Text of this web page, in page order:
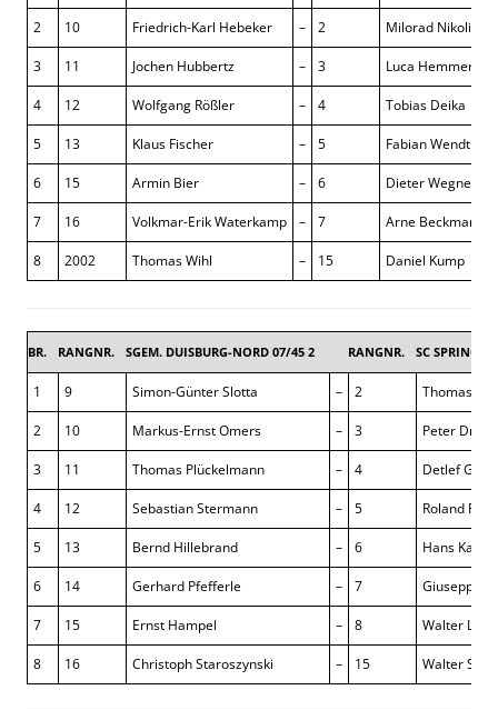
2 10 Friedrich-Karl Hebeker – 2 Milorad Nikolik
3 11 Jochen Hubbertz – 3 Luca Hemmerich
4 12 Wolfgang Rößler – 4 Tobias Deika
5 13 Klaus Fischer – 5 Fabian Wendt
6 15 Armin Bier – 6 Dieter Wegner
7 16 Volkmar-Erik Waterkamp – 7 Arne Beckmann
8 2002 Thomas Wihl – 15 Daniel Kump
BR. RANGNR. SGEM. DUISBURG-NORD 07/45 2 RANGNR. SC
1 9 Simon-Günter Slotta – 2 Thomas
2 10 Markus-Ernst Omers – 3 Peter
3 11 Thomas Plückelmann – 4 Detlef
4 12 Sebastian Stermann – 5 Roland
5 13 Bernd Hillebrand – 6 Hans
6 14 Gerhard Pfefferle – 7 Giuseppe
7 15 Ernst Hampel – 8 Walter
8 16 Christoph Staroszynski – 15 Walter